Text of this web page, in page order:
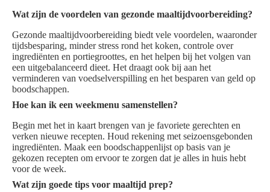
Wat zijn de voordelen van gezonde maaltijdvoorbereiding?
Gezonde maaltijdvoorbereiding biedt vele voordelen, waaronder
tijdsbesparing, minder stress rond het koken, controle over
ingrediënten en portiegroottes, en het helpen bij het volgen van
een uitgebalanceerd dieet. Het draagt ook bij aan het
verminderen van voedselverspilling en het besparen van geld op
boodschappen.
Hoe kan ik een weekmenu samenstellen?
Begin met het in kaart brengen van je favoriete gerechten en
verken nieuwe recepten. Houd rekening met seizoensgebonden
ingrediënten. Maak een boodschappenlijst op basis van je
gekozen recepten om ervoor te zorgen dat je alles in huis hebt
voor de week.
Wat zijn goede tips voor maaltijd prep?